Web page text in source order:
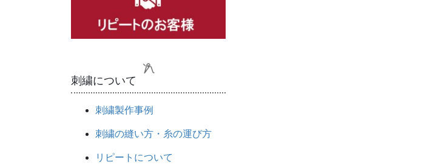
刺繍について
刺繍製作事例
刺繍の縫い方・糸の運び方
リピートについて